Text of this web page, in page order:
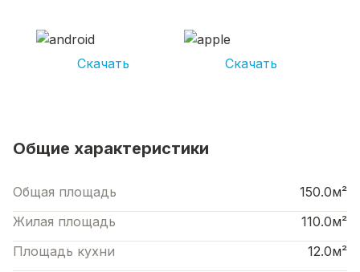
Скачать Скачать
Общие характеристики
Общая площадь
150.0м²
Жилая площадь
110.0м²
Площадь кухни
12.0м²